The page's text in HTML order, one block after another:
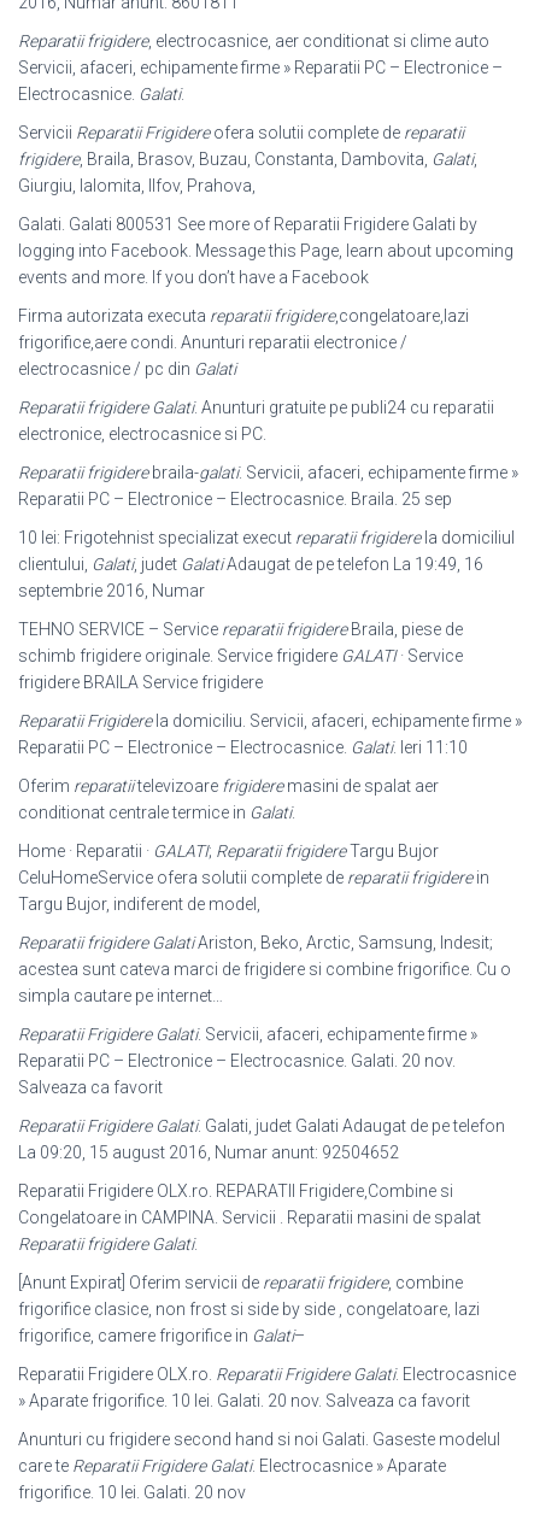
Reparatii frigidere, electrocasnice, aer conditionat si clime auto
Servicii, afaceri , echipamente firme » Reparatii PC – Electronice –
Electrocasnice. Galati.
Servicii Reparatii Frigidereofera solutii complete de reparatii
frigidere, Braila, Brasov, Buzau, Constanta, Dambovita, Galati,
Giurgiu, Ialomita, Ilfov, Prahova,
Galati. Galati 800531 See more of Reparatii Frigidere Galati by
logging into Facebook. Message this Page, learn about upcoming
events and more. If you don’t have a Facebook
Firma autorizata executa reparatii frigidere,congelatoare,lazi
frigorifice,aere condi. Anunturi reparatii electronice /
electrocasnice / pc din Galati
Reparatii frigidere Galati. Anunturi gratuite pe publi24 cu reparatii
electronice, electrocasnice si PC.
Reparatii frigiderebraila-galati. Servicii, afaceri, echipamente firme »
Reparatii PC – Electronice – Electrocasnice. Braila. 25 sep
10 lei: Frigotehnist specializat execut reparatii frigiderela domiciliul
clientului, Galati, judet GalatiAdaugat de pe telefon La 19:49, 16
septembrie 2016, Numar
TEHNO SERVICE – Service reparatii frigidereBraila, piese de
schimb frigidere originale. Service frigidere GALATI· Service
frigidere BRAILA Service frigidere
Reparatii Frigiderela domiciliu. Servicii, afaceri, echipamente firme »
Reparatii PC – Electronice – Electrocasnice. Galati. Ieri 11:10
Oferim reparatiitelevizoare frigideremasini de spalat aer
conditionat centrale termice in Galati.
Home · Reparatii · GALATI; Reparatii frigidereTargu Bujor
CeluHomeService ofera solutii complete de reparatii frigiderein
Targu Bujor, indiferent de model,
Reparatii frigidere GalatiAriston, Beko, Arctic, Samsung, Indesit;
acestea sunt cateva marci de frigidere si combine frigorifice. Cu o
simpla cautare pe internet…
Reparatii Frigidere Galati. Servicii, afaceri, echipamente firme »
Reparatii PC – Electronice – Electrocasnice. Galati. 20 nov.
Salveaza ca favorit
Reparatii Frigidere Galati. Galati, judet Galati Adaugat de pe telefon
La 09:20, 15 august 2016, Numar anunt: 92504652
Reparatii Frigidere OLX.ro. REPARATII Frigidere,Combine si
Congelatoare in CAMPINA. Servicii . Reparatii masini de spalat
Reparatii frigidere Galati.
[Anunt Expirat] Oferim servicii de reparatii frigidere, combine
frigorifice clasice, non frost si side by side , congelatoare, lazi
frigorifice, camere frigorifice in Galati–
Reparatii Frigidere OLX.ro. Reparatii Frigidere Galati. Electrocasnice
» Aparate frigorifice. 10 lei. Galati. 20 nov. Salveaza ca favorit
Anunturi cu frigidere second hand si noi Galati. Gaseste modelul
care te Reparatii Frigidere Galati. Electrocasnice » Aparate
frigorifice. 10 lei. Galati. 20 nov